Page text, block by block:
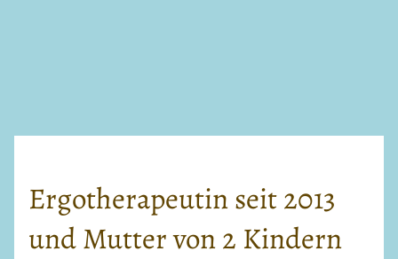
Ergotherapeutin seit 2013
und Mutter von 2 Kindern